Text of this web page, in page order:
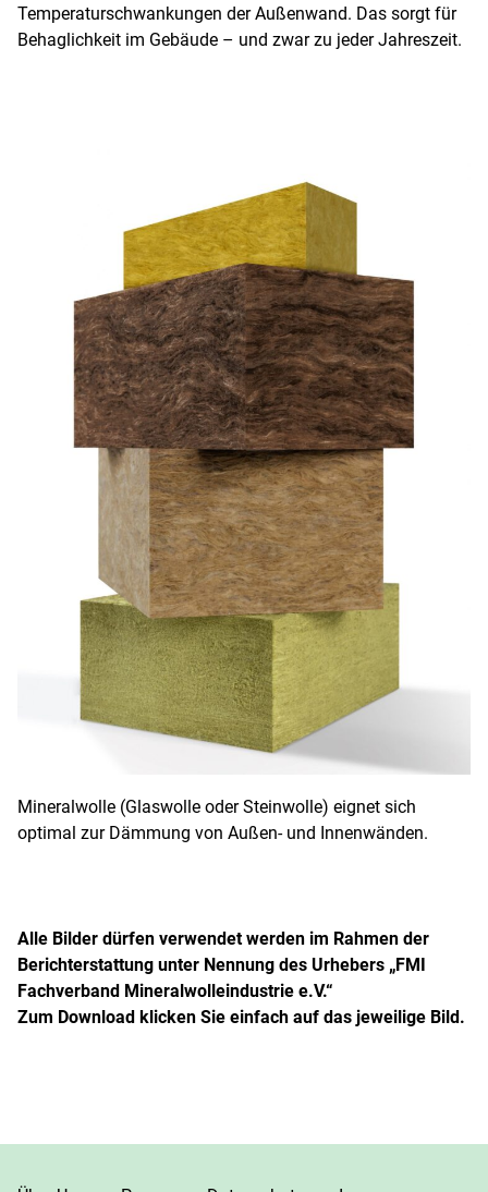
Temperaturschwankungen der Außenwand. Das sorgt für
Behaglichkeit im Gebäude – und zwar zu jeder Jahreszeit.
Mineralwolle (Glaswolle oder Steinwolle) eignet sich
optimal zur Dämmung von Außen- und Innenwänden.
Alle Bilder dürfen verwendet werden im Rahmen der
Berichterstattung unter Nennung des Urhebers „FMI
Fachverband Mineralwolleindustrie e.V.“
Zum Download klicken Sie einfach auf das jeweilige Bild.